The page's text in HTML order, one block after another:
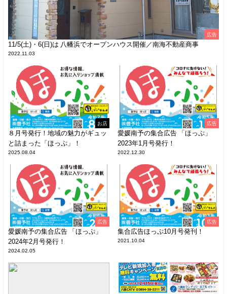
広告
11/5(土)・6(日)は 八幡浜でオープンハウス開催／南海不動産商事
2022.11.03
お店
８月号発行！地域の魅力がギュッ
と詰まった「ほっぷ」！
2025.08.04
広告
愛媛南予の集合広告 「ほっぷ」
2023年1月号発行！
2022.12.30
広告
愛媛南予の集合広告 「ほっぷ」
2024年2月号発行！
2024.02.05
広告
集合広告ほっぷ10月号発刊！
2021.10.04